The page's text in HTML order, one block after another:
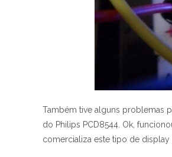
Também tive alguns problemas
do Philips PCD8544. Ok,
comercializa este tipo de display